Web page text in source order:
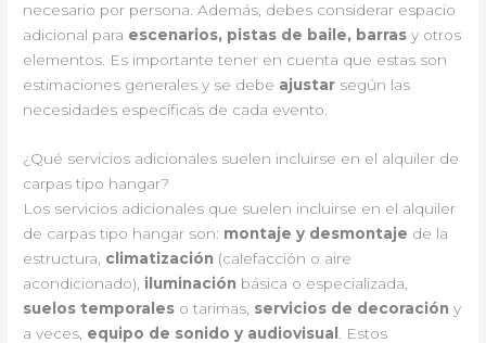
necesario por persona. Además, debes considerar espacio
adicional para escenarios, pistas de baile, barras y otros
elementos. Es importante tener en cuenta que estas son
estimaciones generales y se debe ajustar según las
necesidades específicas de cada evento.
¿Qué servicios adicionales suelen incluirse en el alquiler de
carpas tipo hangar?
Los servicios adicionales que suelen incluirse en el alquiler
de carpas tipo hangar son: montaje y desmontaje de la
estructura, climatización (calefacción o aire
acondicionado), iluminación básica o especializada,
suelos temporales o tarimas, servicios de decoración y
a veces, equipo de sonido y audiovisual
. Estos